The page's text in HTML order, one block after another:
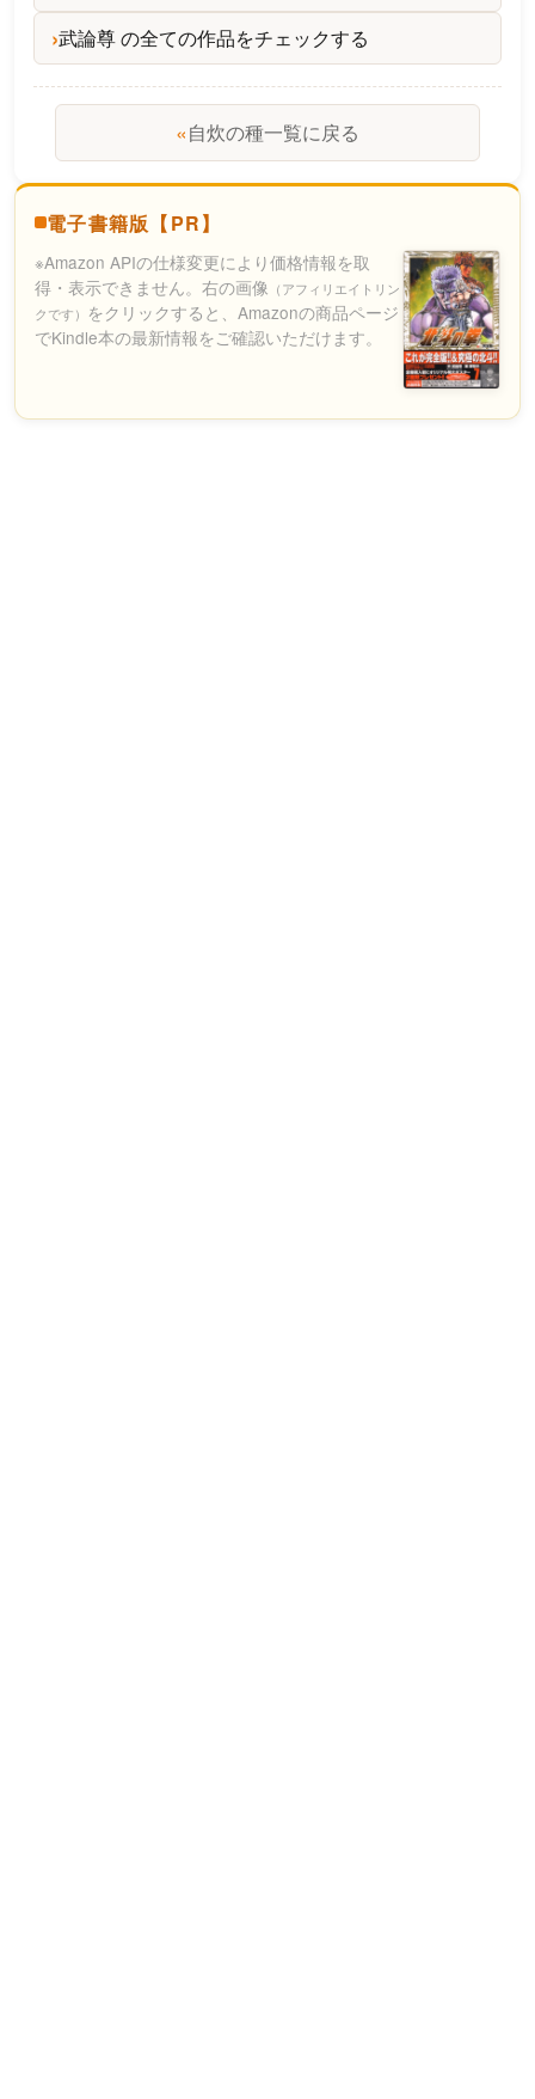
武論尊 の全ての作品をチェックする
«自炊の種一覧に戻る
電子書籍版【PR】
※Amazon APIの仕様変更により価格情報を取
得・表示できません。右の画像 （アフィリエイトリン
クです） をクリックすると、Amazonの商品ページ
でKindle本の最新情報をご確認いただけます。